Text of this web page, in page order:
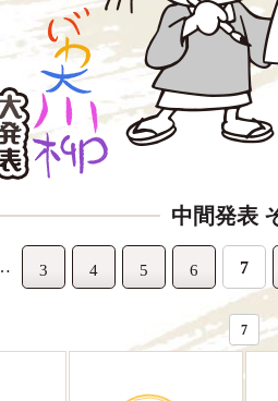
中間発表
3 4 5 6 7
7